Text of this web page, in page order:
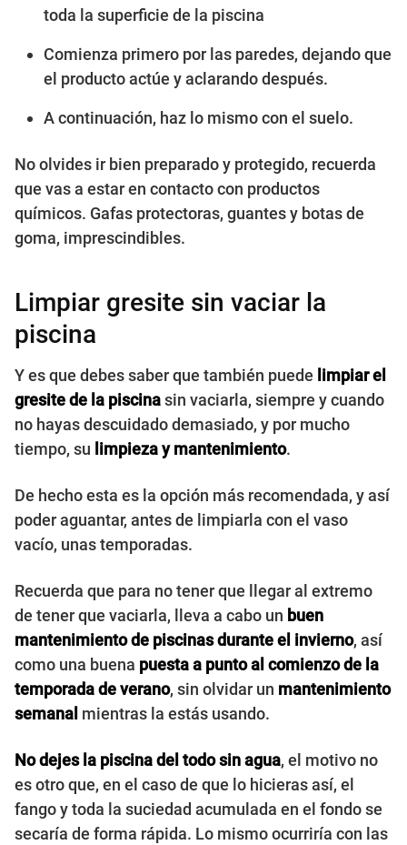
toda la superficie de la piscina
Comienza primero por las paredes, dejando que
el producto actúe y aclarando después.
A continuación, haz lo mismo con el suelo.
No olvides ir bien preparado y protegido, recuerda
que vas a estar en contacto con productos
químicos. Gafas protectoras, guantes y botas de
goma, imprescindibles.
Limpiar gresite sin vaciar la
piscina
Y es que debes saber que también puede limpiar el
gresite de la piscinasin vaciarla, siempre y cuando
no hayas descuidado demasiado, y por mucho
tiempo, su limpieza y mantenimiento.
De hecho esta es la opción más recomendada, y así
poder aguantar, antes de limpiarla con el vaso
vacío, unas temporadas.
Recuerda que para no tener que llegar al extremo
de tener que vaciarla, lleva a cabo un buen
mantenimiento de piscinas durante el invierno, así
como una buena puesta a punto al comienzo de la
temporada de verano, sin olvidar un mantenimiento
semanal mientras la estás usando.
No dejes la piscina del todo sin agua, el motivo no
es otro que, en el caso de que lo hicieras así, el
fango y toda la suciedad acumulada en el fondo se
secaría de forma rápida. Lo mismo ocurriría con las